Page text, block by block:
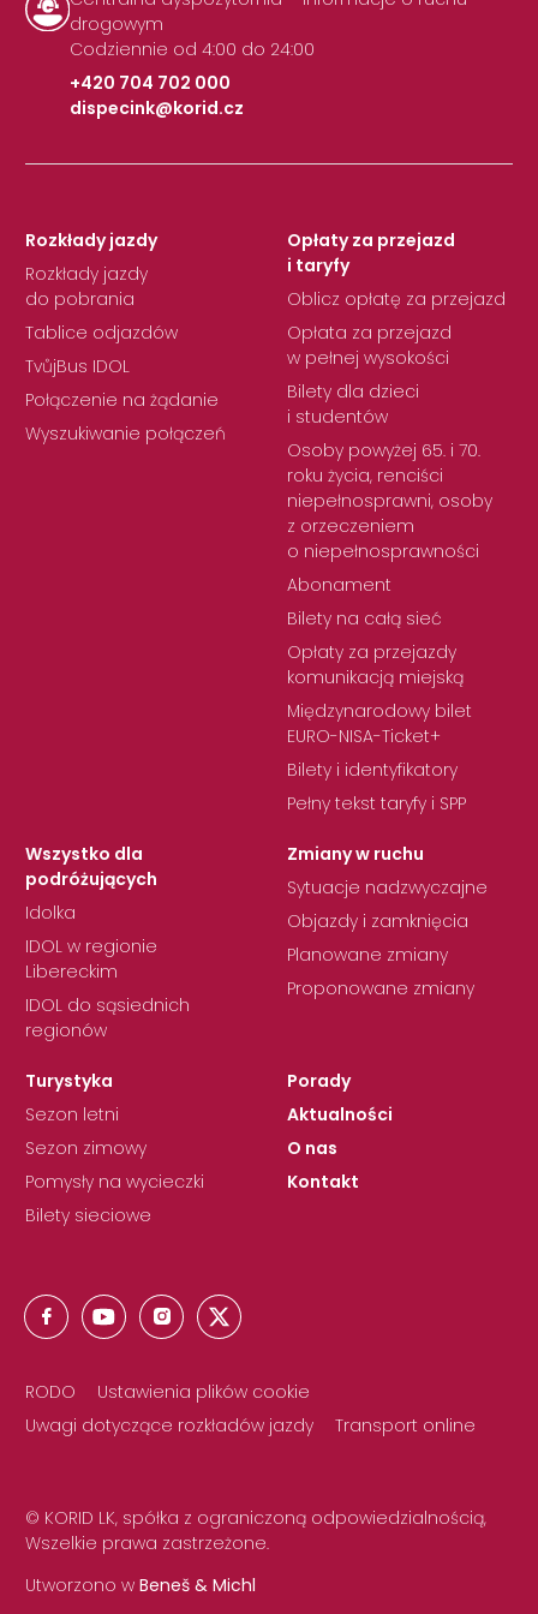
drogowym
Codziennie od 4:00 do 24:00
+420 704 702 000
|
dispecink@korid.cz
Rozkłady jazdy
Rozkłady jazdy
do pobrania
Tablice odjazdów
TvůjBus IDOL
Połączenie na żądanie
Wyszukiwanie połączeń
Opłaty za przejazd
i taryfy
Oblicz opłatę za przejazd
Opłata za przejazd
w pełnej wysokości
Bilety dla dzieci
i studentów
Osoby powyżej 65. i 70.
roku życia, renciści
niepełnosprawni, osoby
z orzeczeniem
o niepełnosprawności
Abonament
Bilety na całą sieć
Opłaty za przejazdy
komunikacją miejską
Międzynarodowy bilet
EURO-NISA-Ticket+
Bilety i identyfikatory
Pełny tekst taryfy i SPP
Wszystko dla
podróżujących
Idolka
IDOL w regionie
Libereckim
IDOL do sąsiednich
regionów
Zmiany w ruchu
Sytuacje nadzwyczajne
Objazdy i zamknięcia
Planowane zmiany
Proponowane zmiany
Turystyka
Sezon letni
Sezon zimowy
Pomysły na wycieczki
Bilety sieciowe
Porady
Aktualności
O nas
Kontakt
RODO
Ustawienia plików cookie
Uwagi dotyczące rozkładów jazdy
Transport online
© KORID LK, spółka z ograniczoną odpowiedzialnością,
Wszelkie prawa zastrzeżone.
Utworzono w Beneš & Michl